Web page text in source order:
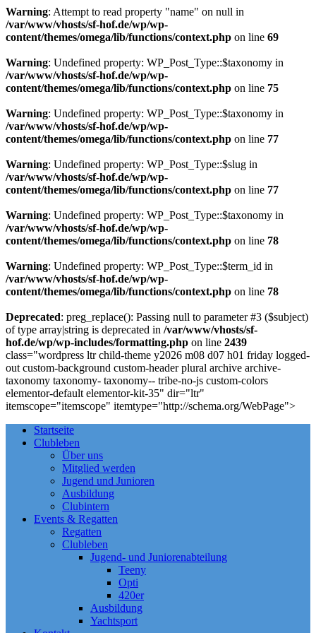
Warning: Attempt to read property "name" on null in
/var/www/vhosts/sf-hof.de/wp/wp-
content/themes/omega/lib/functions/context.php on line 69
Warning: Undefined property: WP_Post_Type::$taxonomy in
/var/www/vhosts/sf-hof.de/wp/wp-
content/themes/omega/lib/functions/context.php on line 75
Warning: Undefined property: WP_Post_Type::$taxonomy in
/var/www/vhosts/sf-hof.de/wp/wp-
content/themes/omega/lib/functions/context.php on line 77
Warning: Undefined property: WP_Post_Type::$slug in
/var/www/vhosts/sf-hof.de/wp/wp-
content/themes/omega/lib/functions/context.php on line 77
Warning: Undefined property: WP_Post_Type::$taxonomy in
/var/www/vhosts/sf-hof.de/wp/wp-
content/themes/omega/lib/functions/context.php on line 78
Warning: Undefined property: WP_Post_Type::$term_id in
/var/www/vhosts/sf-hof.de/wp/wp-
content/themes/omega/lib/functions/context.php on line 78
Deprecated: preg_replace(): Passing null to parameter #3 ($subject)
of type array|string is deprecated in /var/www/vhosts/sf-
hof.de/wp/wp-includes/formatting.php on line 2439
class="wordpress ltr child-theme y2026 m08 d07 h01 friday logged-
out custom-background custom-header plural archive archive-
taxonomy taxonomy- taxonomy-- tribe-no-js custom-colors
elementor-default elementor-kit-35" dir="ltr"
itemscope="itemscope" itemtype="http://schema.org/WebPage">
Startseite
Clubleben
Über uns
Mitglied werden
Jugend und Junioren
Ausbildung
Clubintern
Events & Regatten
Regatten
Clubleben
Jugend- und Juniorenabteilung
Teeny
Opti
420er
Ausbildung
Yachtsport